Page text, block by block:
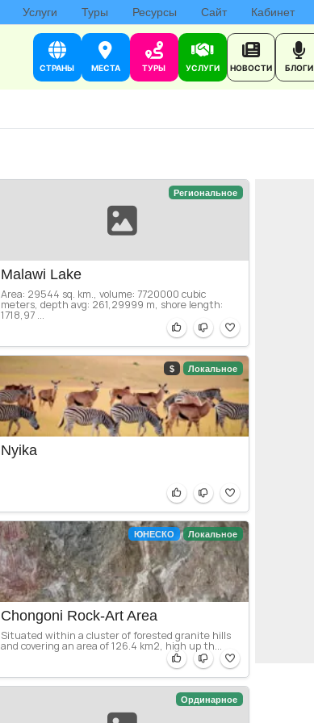
Услуги Туры Ресурсы Сайт Кабинет
СТРАНЫ МЕСТА ТУРЫ УСЛУГИ НОВОСТИ БЛОГИ
Региональное
Malawi Lake
Area: 29544 sq. km., volume: 7720000 cubic
meters, depth avg: 261,29999 m, shore length:
1718,97 ...
$ Локальное
Nyika
ЮНЕСКО Локальное
Chongoni Rock-Art Area
Situated within a cluster of forested granite hills
and covering an area of 126.4 km2, high up th...
Ординарное